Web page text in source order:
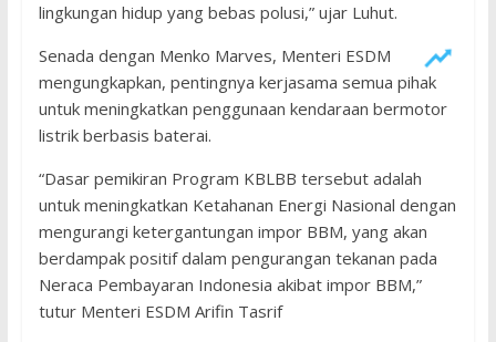
lingkungan hidup yang bebas polusi,” ujar Luhut.
Senada dengan Menko Marves, Menteri ESDM
mengungkapkan, pentingnya kerjasama semua pihak
untuk meningkatkan penggunaan kendaraan bermotor
listrik berbasis baterai.
“Dasar pemikiran Program KBLBB tersebut adalah
untuk meningkatkan Ketahanan Energi Nasional dengan
mengurangi ketergantungan impor BBM, yang akan
berdampak positif dalam pengurangan tekanan pada
Neraca Pembayaran Indonesia akibat impor BBM,”
tutur Menteri ESDM Arifin Tasrif